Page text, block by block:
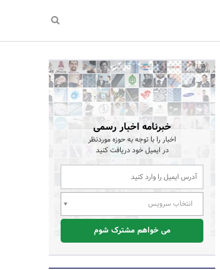
خبرنامه اخبار رسمی
اخبار را با توجه به حوزه موردنظر
در ایمیل خود دریافت کنید
انتخاب سرویس
می خواهم مشترک شوم